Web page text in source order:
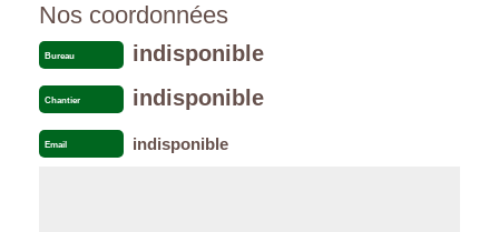
Nos coordonnées
Bureau indisponible
Chantier indisponible
Email indisponible